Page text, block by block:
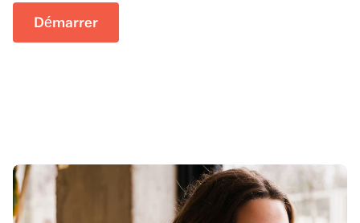
Démarrer